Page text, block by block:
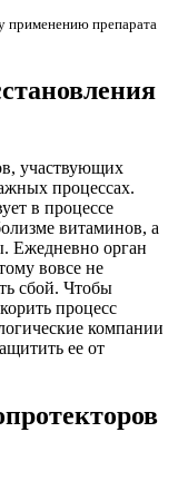
применению препарата
участвующих
процессах.
в процессе
витаминов, а
Ежедневно орган
вовсе не
сбой. Чтобы
процесс
компании
ее от